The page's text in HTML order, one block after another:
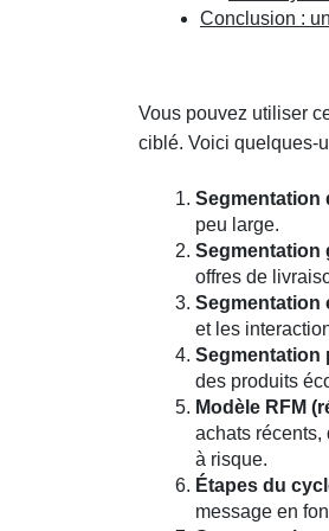
Conclusion :
Vous pouvez utiliser
ciblé. Voici quelques-
Segmentation
peu large.
Segmentation
offres de
Segmentation
et les
Segmentation
des produits
Modèle RFM
achats récents,
à risque.
Étapes du
message en